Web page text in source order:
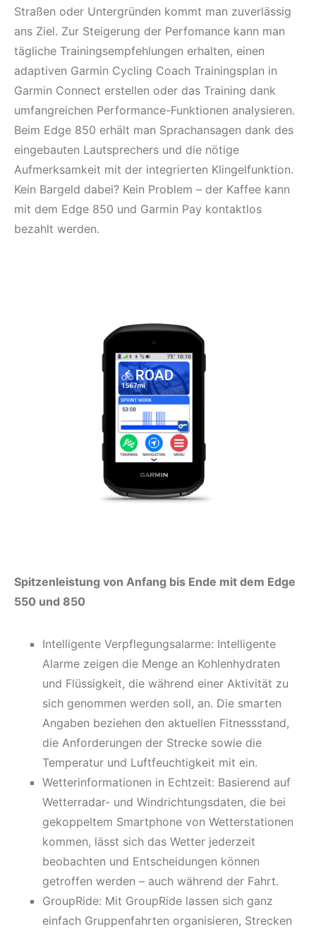
Straßen oder Untergründen kommt man zuverlässig
ans Ziel. Zur Steigerung der Perfomance kann man
tägliche Trainingsempfehlungen erhalten, einen
adaptiven Garmin Cycling Coach Trainingsplan in
Garmin Connect erstellen oder das Training dank
umfangreichen Performance-Funktionen analysieren.
Beim Edge 850 erhält man Sprachansagen dank des
eingebauten Lautsprechers und die nötige
Aufmerksamkeit mit der integrierten Klingelfunktion.
Kein Bargeld dabei? Kein Problem – der Kaffee kann
mit dem Edge 850 und Garmin Pay kontaktlos
bezahlt werden.
Spitzenleistung von Anfang bis Ende mit dem Edge
550 und 850
Intelligente Verpflegungsalarme: Intelligente
Alarme zeigen die Menge an Kohlenhydraten
und Flüssigkeit, die während einer Aktivität zu
sich genommen werden soll, an. Die smarten
Angaben beziehen den aktuellen Fitnessstand,
die Anforderungen der Strecke sowie die
Temperatur und Luftfeuchtigkeit mit ein.
Wetterinformationen in Echtzeit: Basierend auf
Wetterradar- und Windrichtungsdaten, die bei
gekoppeltem Smartphone von Wetterstationen
kommen, lässt sich das Wetter jederzeit
beobachten und Entscheidungen können
getroffen werden – auch während der Fahrt.
GroupRide: Mit GroupRide lassen sich ganz
einfach Gruppenfahrten organisieren, Strecken